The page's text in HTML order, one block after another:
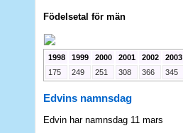
Födelsetal för män
1998 1999 2000 2001 2002 2003
175
249 251 308 366 345
Edvins namnsdag
Edvin har namnsdag 11 mars